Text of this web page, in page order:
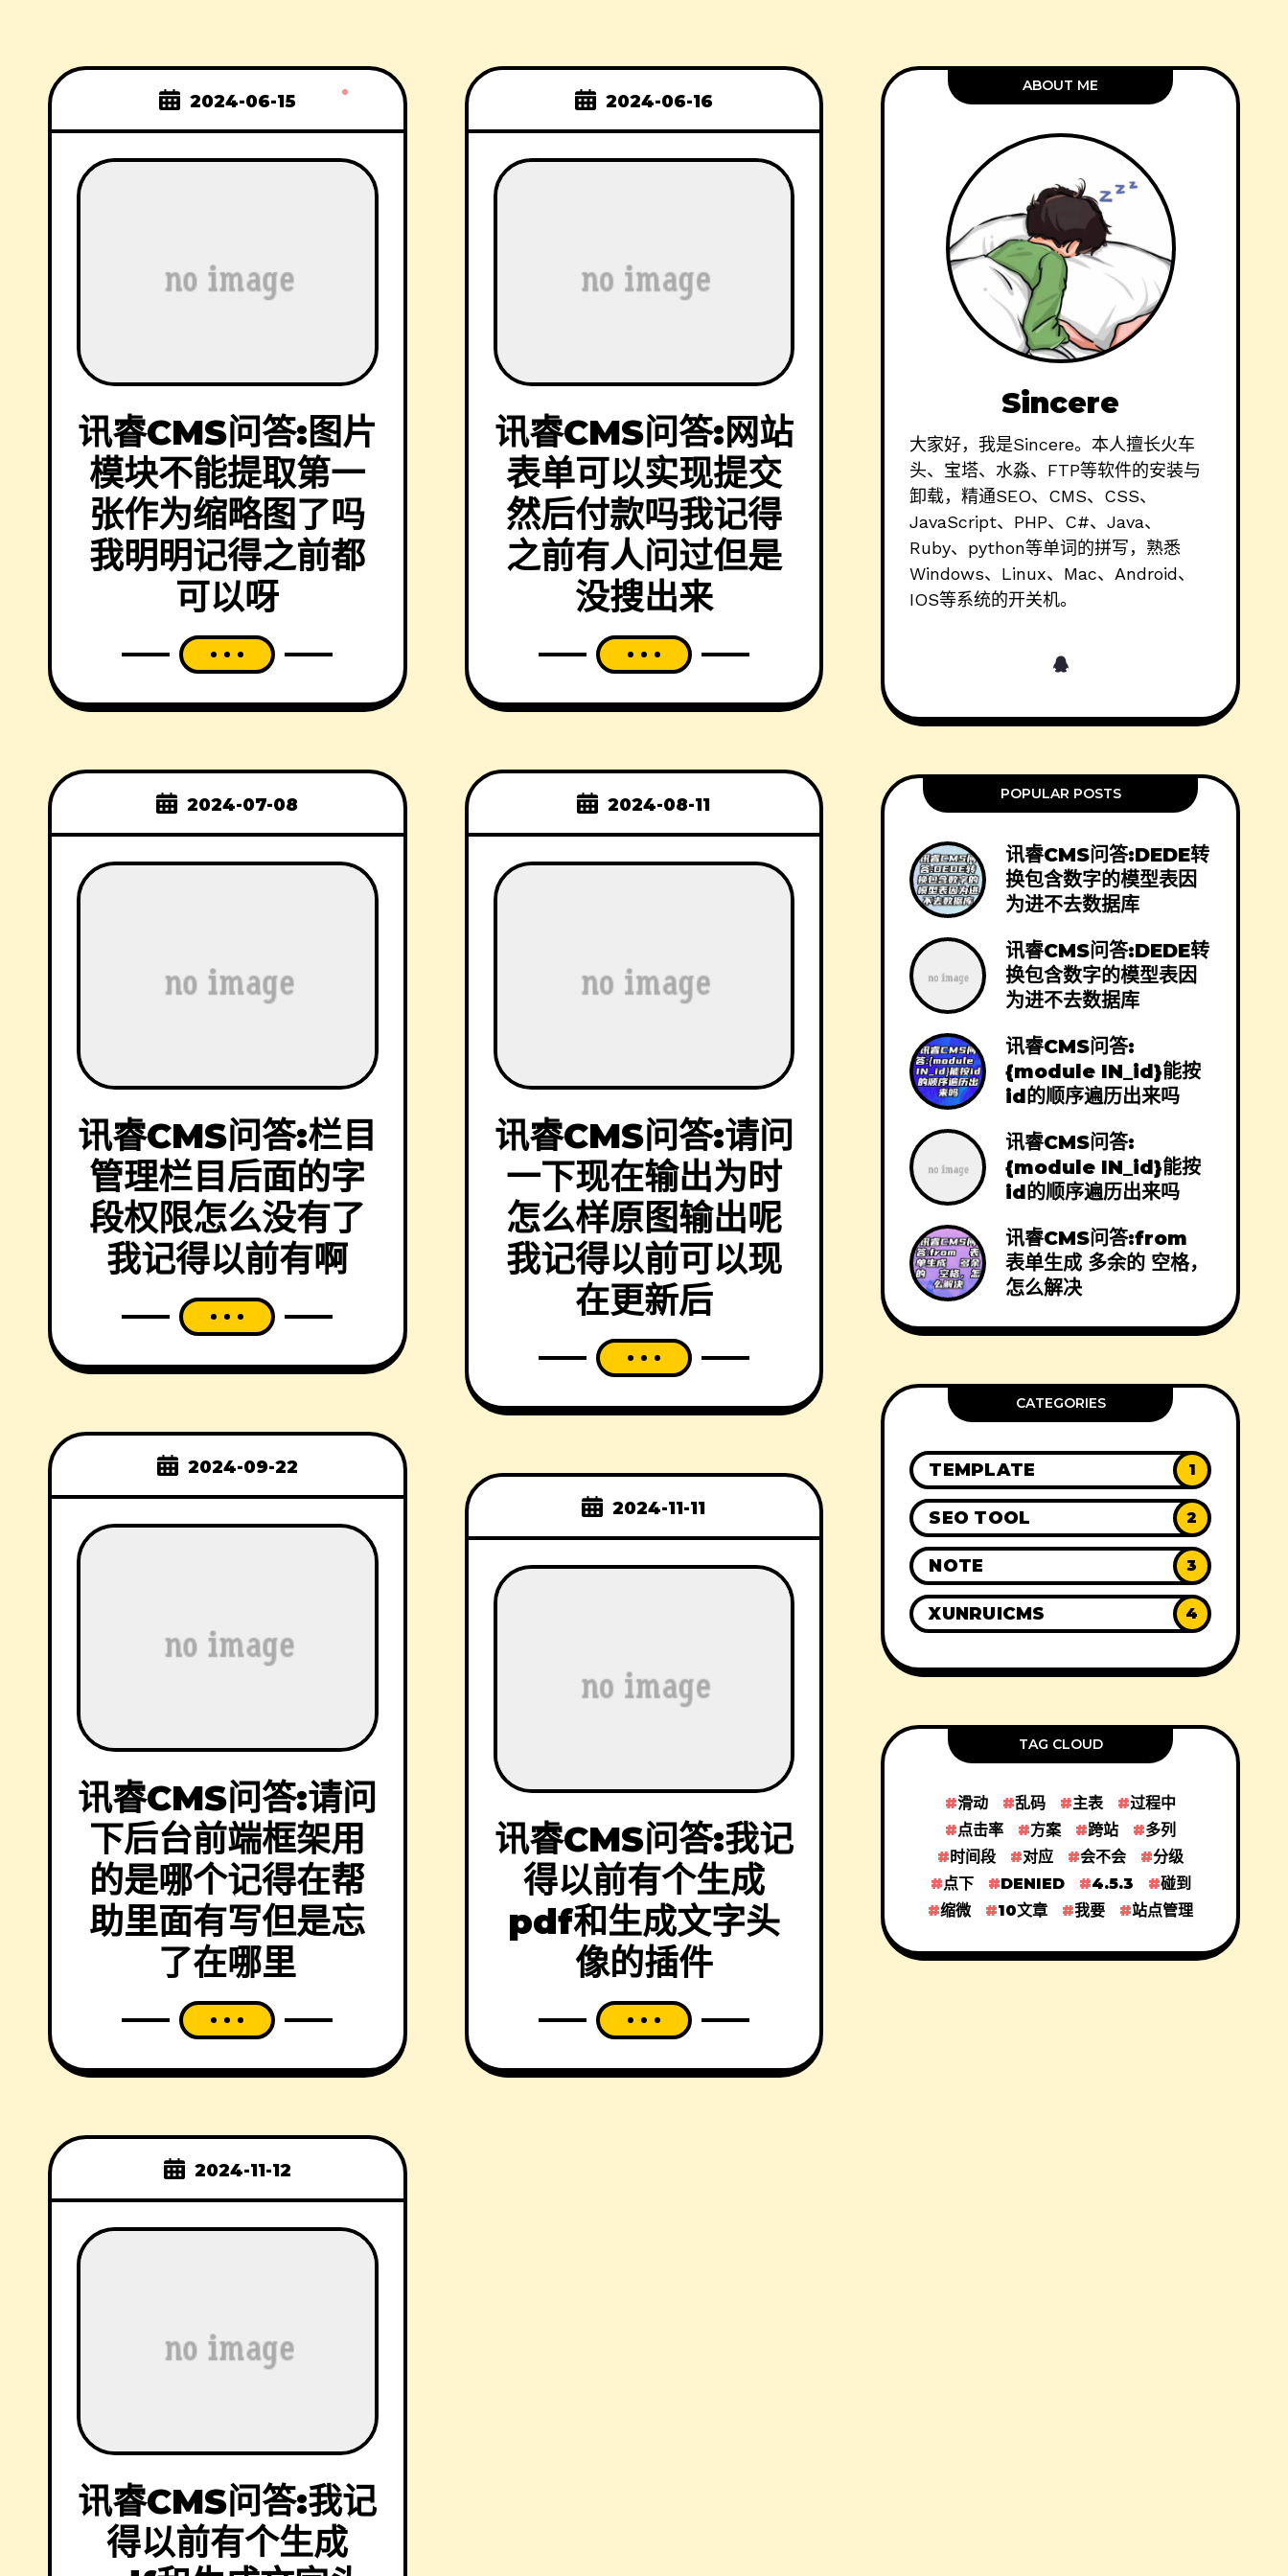
2024-06-15
讯睿CMS问答:图片
模块不能提取第一
张作为缩略图了吗
我明明记得之前都
可以呀
2024-06-16
讯睿CMS问答:网站
表单可以实现提交
然后付款吗我记得
之前有人问过但是
没搜出来
2024-07-08
讯睿CMS问答:栏目
管理栏目后面的字
段权限怎么没有了
我记得以前有啊
2024-08-11
讯睿CMS问答:请问
一下现在输出为时
怎么样原图输出呢
我记得以前可以现
在更新后
2024-09-22
讯睿CMS问答:请问
下后台前端框架用
的是哪个记得在帮
助里面有写但是忘
了在哪里
2024-11-11
讯睿CMS问答:我记
得以前有个生成
pdf和生成文字头
像的插件
2024-11-12
讯睿CMS问答:我记
得以前有个生成
ABOUT ME
Sincere
大家好，我是Sincere。本人擅长火车
头、宝塔、水淼、FTP等软件的安装与
卸载，精通SEO、CMS、CSS、
JavaScript、PHP、C#、Java、
Ruby、python等单词的拼写，熟悉
Windows、Linux、Mac、Android、
IOS等系统的开关机。
POPULAR POSTS
讯睿CMS问答:DEDE转
换包含数字的模型表因
为进不去数据库
讯睿CMS问答:DEDE转
换包含数字的模型表因
为进不去数据库
讯睿CMS问答:
{module IN_id}能按
id的顺序遍历出来吗
讯睿CMS问答:
{module IN_id}能按
id的顺序遍历出来吗
讯睿CMS问答:from
表单生成 多余的 空格，
怎么解决
CATEGORIES
TEMPLATE 1
SEO TOOL 2
NOTE 3
XUNRUICMS 4
TAG CLOUD
滑动 乱码 主表
过程中
点击率
方案 跨站
多列
时间段
对应 会不会
分级
点下
DENIED 4.5.3
碰到
缩微
10文章 我要 站点管理